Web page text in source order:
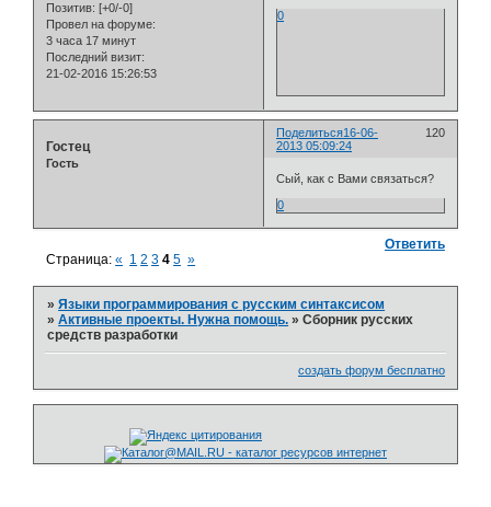
Позитив: [+0/-0]
Провел на форуме:
3 часа 17 минут
Последний визит:
21-02-2016 15:26:53
0
Поделиться 120
16-06-
2013 05:09:24
Гостец
Гость
Сый, как с Вами связаться?
0
Ответить
Страница:« 1 2 3 4 5 »
»Языки программирования с русским синтаксисом
»Активные проекты. Нужна помощь. »Сборник русских
средств разработки
создать форум бесплатно